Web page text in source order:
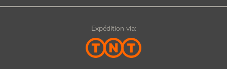
Expédition via: